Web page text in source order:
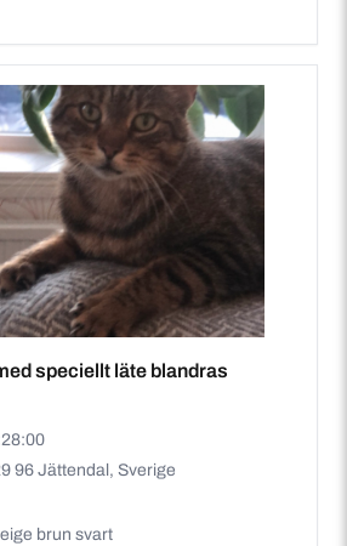
speciellt läte blandras
96 Jättendal, Sverige
brun svart